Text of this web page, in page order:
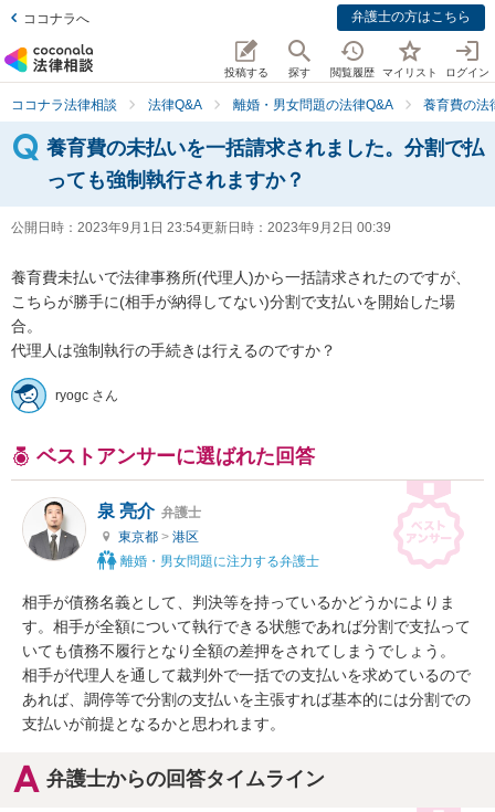
ココナラへ 弁護士の方はこちら
投稿する 探す 閲覧履歴 マイリスト ログイン
ココナラ法律相談 法律Q&A 離婚・男女問題の法律Q&A 養育費の法
養育費の未払いを一括請求されました。分割で払
っても強制執行されますか？
公開日時： 2023年9月1日 23:54更新日時： 2023年9月2日 00:39
養育費未払いで法律事務所(代理人)から一括請求されたのですが、
こちらが勝手に(相手が納得してない)分割で支払いを開始した場
合。
代理人は強制執行の手続きは行えるのですか？
ryogc さん
ベストアンサーに選ばれた回答
泉 亮介 弁護士
東京都 > 港区
離婚・男女問題に注力する弁護士
相手が債務名義として、判決等を持っているかどうかによりま
す。相手が全額について執行できる状態であれば分割で支払って
いても債務不履行となり全額の差押をされてしまうでしょう。
相手が代理人を通して裁判外で一括での支払いを求めているので
あれば、調停等で分割の支払いを主張すれば基本的には分割での
支払いが前提となるかと思われます。
弁護士からの回答タイムライン